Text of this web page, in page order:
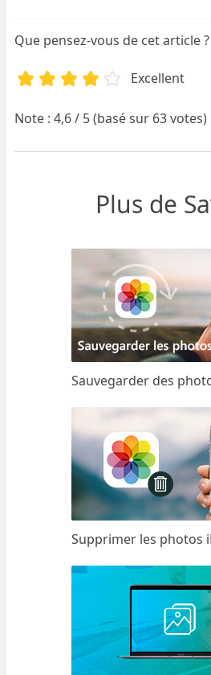
Que pensez-vous de cet article ?
Excellent
Note : 4,6 / 5 (basé sur 63 votes)
Plus de
Sauvegarder des
Supprimer les photos